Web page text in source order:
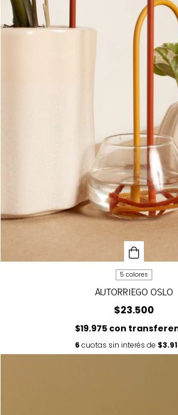
5 colores
AUTORRIEGO OSLO
$23.500
$19.975 con
6 cuotas sin interés de